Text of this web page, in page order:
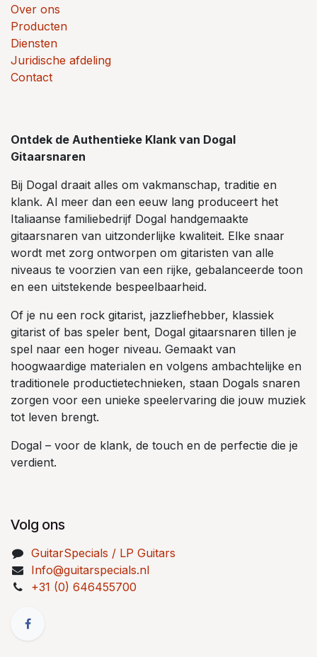
Over ons
Producten
Diensten
Juridische afdeling
Contact
Ontdek de Authentieke Klank van Dogal
Gitaarsnaren
Bij Dogal draait alles om vakmanschap, traditie en
klank. Al meer dan een eeuw lang produceert het
Italiaanse familiebedrijf Dogal handgemaakte
gitaarsnaren van uitzonderlijke kwaliteit. Elke snaar
wordt met zorg ontworpen om gitaristen van alle
niveaus te voorzien van een rijke, gebalanceerde toon
en een uitstekende bespeelbaarheid.
Of je nu een rock gitarist, jazzliefhebber, klassiek
gitarist of bas speler bent, Dogal gitaarsnaren tillen je
spel naar een hoger niveau. Gemaakt van
hoogwaardige materialen en volgens ambachtelijke en
traditionele productietechnieken, staan Dogals snaren
zorgen voor een unieke speelervaring die jouw muziek
tot leven brengt.
Dogal – voor de klank, de touch en de perfectie die je
verdient.
Volg ons
GuitarSpecials / LP Guitars
Info@guitarspecials.nl
+31 (0) 646455700